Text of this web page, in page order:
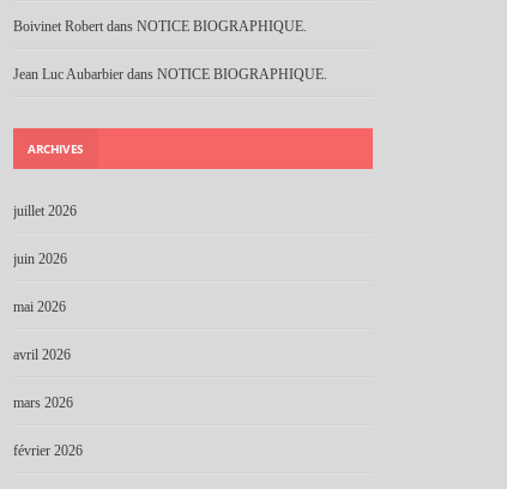
Boivinet Robert dans NOTICE BIOGRAPHIQUE.
Jean Luc Aubarbier dans NOTICE BIOGRAPHIQUE.
ARCHIVES
juillet 2026
juin 2026
mai 2026
avril 2026
mars 2026
février 2026